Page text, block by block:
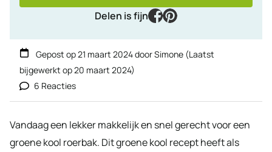
Delen is fijn
facebook
pinterest
Gepost op21 maart 2024doorSimone (Laatst
bijgewerkt op20 maart 2024)
6 Reacties
Vandaag een lekker makkelijk en snel gerecht voor een
groene kool roerbak. Dit groene kool recept heeft als